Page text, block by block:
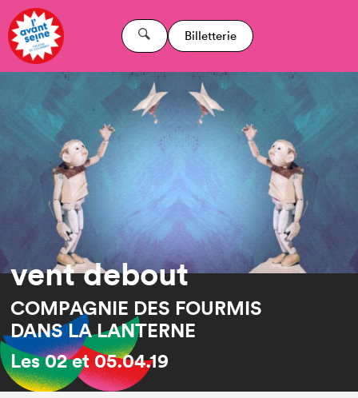
Billetterie
vent debout
COMPAGNIE DES FOURMIS
DANS LA LANTERNE
Les02et05.04.19